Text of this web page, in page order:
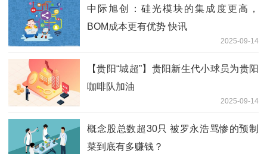
中际旭创：硅光模块的集成度更高，
BOM成本更有优势 快讯
2025-09-14
【贵阳“城超”】贵阳新生代小球员为贵阳
咖啡队加油
2025-09-14
概念股总数超30只 被罗永浩骂惨的预制
菜到底有多赚钱？